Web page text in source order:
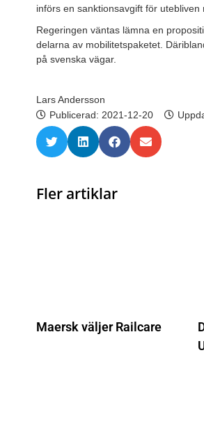
införs en sanktionsavgift för
Regeringen väntas lämna en
delarna av mobilitetspaketet.
på svenska vägar.
Lars Andersson
Publicerad: 2021-12-20
Fler artiklar
Maersk väljer Railcare